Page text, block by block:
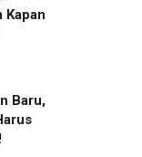
Kapan
Baru,